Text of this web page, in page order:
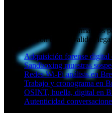
Perito informático
Informes periciales informáticos
abogados con toda la validez legal.
Adquisición forense digital
Sandboxing muestras
Redes Wi-Fi análisis en
Trabajo y cronograma en
OSINT, huella, digital en
Autenticidad